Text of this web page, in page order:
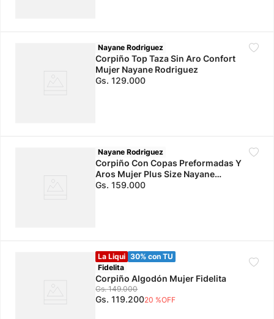
Nayane Rodriguez
Corpiño Top Taza Sin Aro Confort
Mujer Nayane Rodriguez
Gs. 129.000
Nayane Rodriguez
Corpiño Con Copas Preformadas Y
Aros Mujer Plus Size Nayane
Rodriguez
Gs. 159.000
La Liqui 30% con TU
Fidelita
Corpiño Algodón Mujer Fidelita
Gs. 149.000
Gs. 119.20020 %OFF